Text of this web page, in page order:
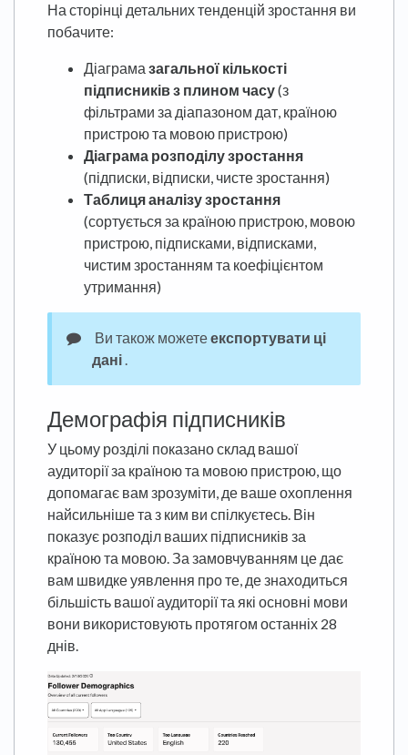
На сторінці детальних тенденцій зростання ви
побачите:
Діаграма загальної кількості
підписників з плином часу(з
фільтрами за діапазоном дат, країною
пристрою та мовою пристрою)
Діаграма розподілу зростання
(підписки, відписки, чисте зростання)
Таблиця аналізу зростання
(сортується за країною пристрою, мовою
пристрою, підписками, відписками,
чистим зростанням та коефіцієнтом
утримання)
Ви також можетеекспортувати ці
дані .
Демографія підписників
У цьому розділі показано склад вашої
аудиторії за країною та мовою пристрою, що
допомагає вам зрозуміти, де ваше охоплення
найсильніше та з ким ви спілкуєтесь. Він
показує розподіл ваших підписників за
країною та мовою. За замовчуванням це дає
вам швидке уявлення про те, де знаходиться
більшість вашої аудиторії та які основні мови
вони використовують протягом останніх 28
днів.